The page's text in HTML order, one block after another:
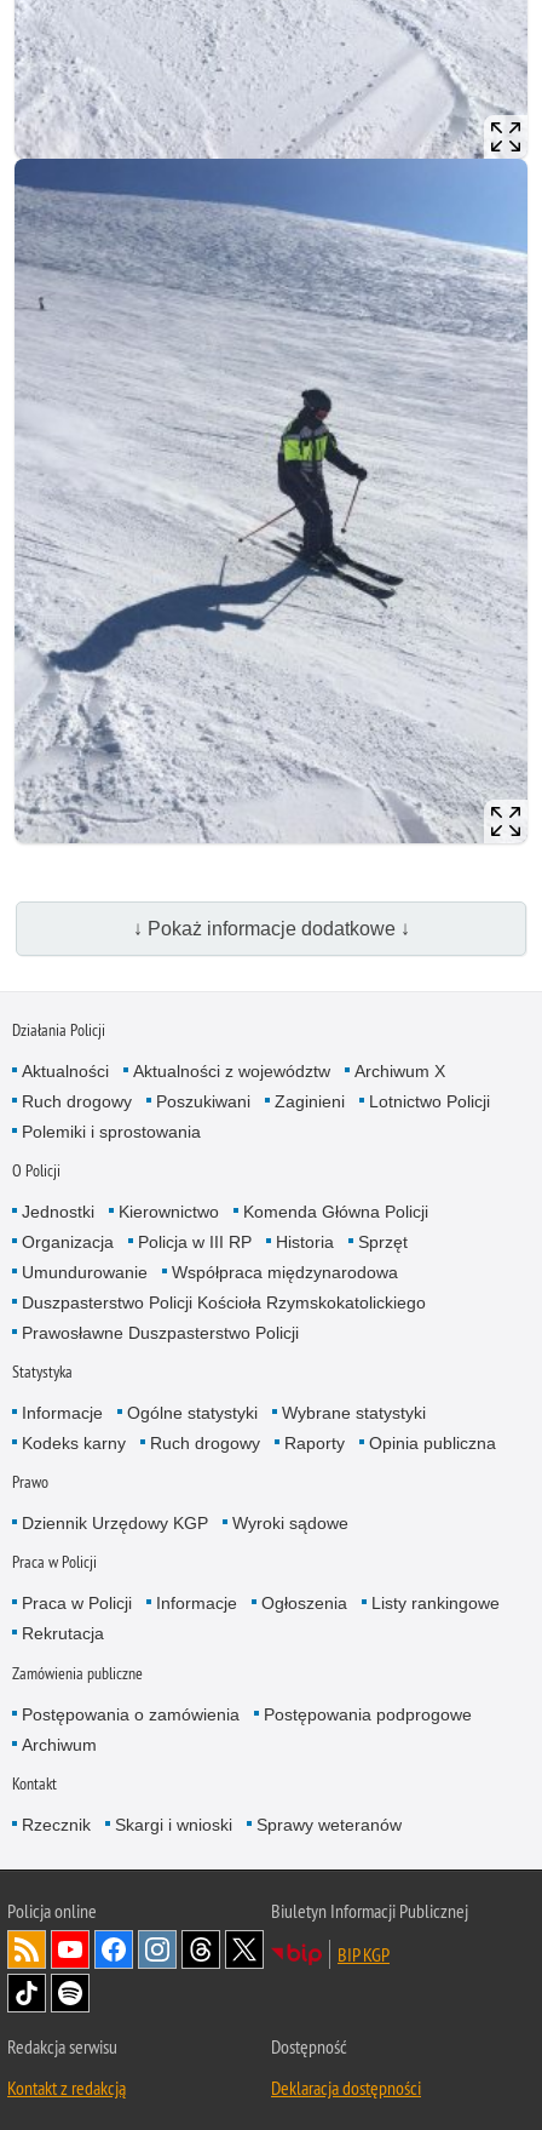
↓ Pokaż informacje dodatkowe ↓
Działania Policji
Aktualności Aktualności z województw
Archiwum X
Ruch drogowy
Poszukiwani Zaginieni
Lotnictwo Policji
Polemiki i sprostowania
O Policji
Jednostki Kierownictwo
Komenda Główna Policji
Organizacja
Policja w III RP Historia
Sprzęt
Umundurowanie
Współpraca międzynarodowa
Duszpasterstwo Policji Kościoła Rzymskokatolickiego
Prawosławne Duszpasterstwo Policji
Statystyka
Informacje Ogólne statystyki
Wybrane statystyki
Kodeks karny
Ruch drogowy Raporty Opinia publiczna
Prawo
Dziennik Urzędowy KGP Wyroki sądowe
Praca w Policji
Praca w Policji Informacje Ogłoszenia
Listy rankingowe
Rekrutacja
Zamówienia publiczne
Postępowania o zamówienia
Postępowania podprogowe
Archiwum
Kontakt
Rzecznik Skargi i wnioski Sprawy weteranów
Policjaonline
Biuletyn Informacji Publicznej
BIP KGP
Redakcja serwisu
Kontakt z redakcją
Dostępność
Deklaracja dostępności